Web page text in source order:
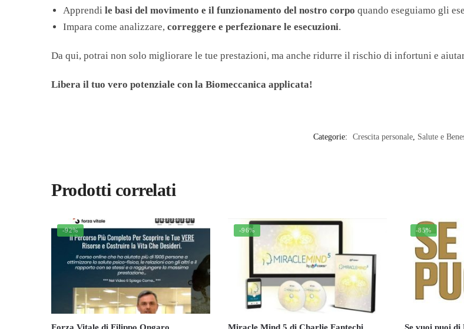
Apprendile basi del movimento e il funzionamento del nostro corpo quando eseguiamo gli
Impara come analizzare,correggere e perfezionare le esecuzioni.
Da qui, potrai non solo migliorare le tue prestazioni, ma anche ridurre il rischio di infortuni e
Libera il tuo vero potenziale con la Biomeccanica applicata!
Categorie: Crescita personale, Salute e
Prodotti correlati
-92%
Forza Vitale di Filippo Ongaro
-96%
Miracle Mind 5 di Charlie Fantechi
-85%
Se vuoi puoi